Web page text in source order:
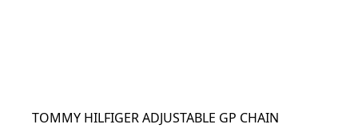
TOMMY HILFIGER ADJUSTABLE GP CHAIN